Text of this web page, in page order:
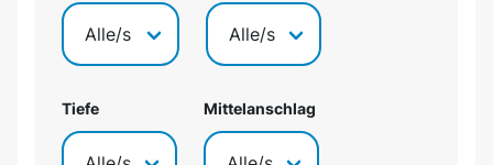
Tiefe Mittelanschlag